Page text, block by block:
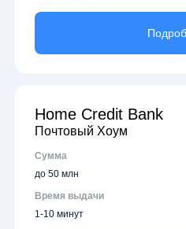
Home Credit Bank
Почтовый Хоум
Сумма
до 50 млн
Время выдачи
1-10 минут